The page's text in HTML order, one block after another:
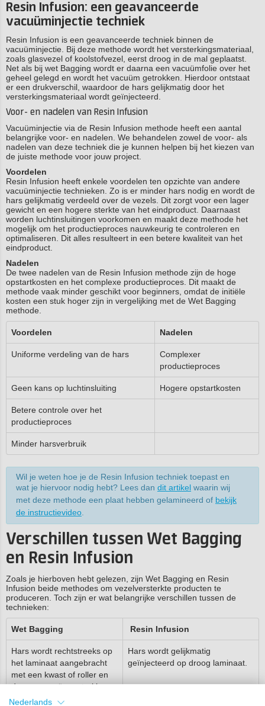
Resin Infusion: een geavanceerde
vacuüminjectie techniek
Resin Infusion is een geavanceerde techniek binnen de
vacuüminjectie. Bij deze methode wordt het versterkingsmateriaal,
zoals glasvezel of koolstofvezel, eerst droog in de mal geplaatst.
Net als bij wet Bagging wordt er daarna een vacuümfolie over het
geheel gelegd en wordt het vacuüm getrokken. Hierdoor ontstaat
er een drukverschil, waardoor de hars gelijkmatig door het
versterkingsmateriaal wordt geïnjecteerd.
Voor- en nadelen van Resin Infusion
Vacuüminjectie via de Resin Infusion methode heeft een aantal
belangrijke voor- en nadelen. We behandelen zowel de voor- als
nadelen van deze techniek die je kunnen helpen bij het kiezen van
de juiste methode voor jouw project.
Voordelen
Resin Infusion heeft enkele voordelen ten opzichte van andere
vacuüminjectie technieken. Zo is er minder hars nodig en wordt de
hars gelijkmatig verdeeld over de vezels. Dit zorgt voor een lager
gewicht en een hogere sterkte van het eindproduct. Daarnaast
worden luchtinsluitingen voorkomen en maakt deze methode het
mogelijk om het productieproces nauwkeurig te controleren en
optimaliseren. Dit alles resulteert in een betere kwaliteit van het
eindproduct.
Nadelen
De twee nadelen van de Resin Infusion methode zijn de hoge
opstartkosten en het complexe productieproces. Dit maakt de
methode vaak minder geschikt voor beginners, omdat de initiële
kosten een stuk hoger zijn in vergelijking met de Wet Bagging
methode.
Voordelen Nadelen
Uniforme verdeling van de hars
Complexer
productieproces
Geen kans op luchtinsluiting Hogere opstartkosten
Betere controle over het
productieproces
Minder harsverbruik
Wil je weten hoe je de Resin Infusion techniek toepast en
wat je hiervoor nodig hebt? Lees dan dit artikel waarin wij
met deze methode een plaat hebben gelamineerd of bekijk
de instructievideo
Verschillen tussen Wet Bagging
en Resin Infusion
Zoals je hierboven hebt gelezen, zijn Wet Bagging en Resin
Infusion beide methodes om vezelversterkte producten te
produceren. Toch zijn er wat belangrijke verschillen tussen de
technieken:
Wet Bagging Resin Infusion
Hars wordt rechtstreeks op
het laminaat aangebracht
met een kwast of roller en
daarna vacuüm getrokken.
Hars wordt gelijkmatig
geïnjecteerd op droog laminaat.
Nederlands